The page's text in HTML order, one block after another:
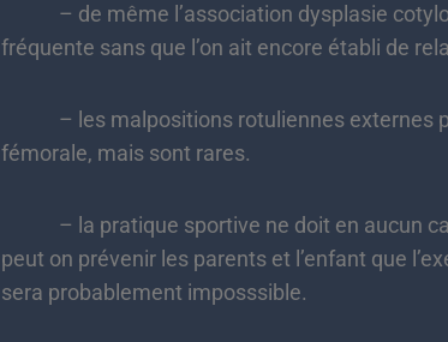
– de même l’association dysplasie
fréquente sans que l’on ait encore établi de
– les malpositions rotuliennes externes
fémorale, mais sont rares.
– la pratique sportive ne doit en aucun
peut on prévenir les parents et l’enfant que
sera probablement imposssible.